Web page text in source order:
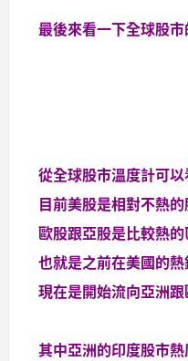
最後來看一下全球股
從全球股市溫度計可以
目前美股是相對不熱
歐股跟亞股是比較熱
也就是之前在美國的
現在是開始流向亞洲
其中亞洲的印度股市